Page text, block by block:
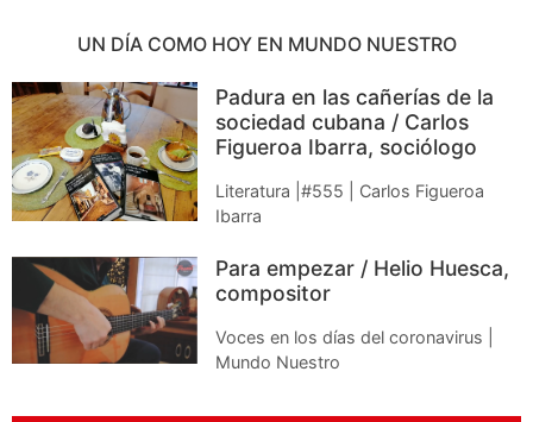
UN DÍA COMO HOY EN MUNDO NUESTRO
Padura en las cañerías de la
sociedad cubana / Carlos
Figueroa Ibarra, sociólogo
Literatura |#555 | Carlos Figueroa
Ibarra
Para empezar / Helio Huesca,
compositor
Voces en los días del coronavirus |
Mundo Nuestro